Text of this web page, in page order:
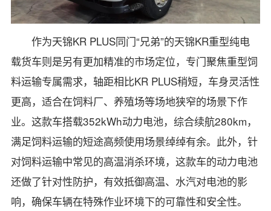
作为天锦KR PLUS同门“兄弟”的天锦KR重型纯电
载货车则是另有更加精准的市场定位，专门聚焦重型饲
料运输专属需求，轴距相比KR PLUS稍短，车身灵活性
更高，适合在饲料厂、养殖场等场地狭窄的场景下作
业。这款车搭载352kWh动力电池，综合续航280km，
满足饲料运输的短途高频使用场景绰绰有余。此外，针
对饲料运输中常见的高温消杀环境，这款车的动力电池
还做了针对性防护，有效抵御高温、水汽对电池的影
响，确保车辆在特殊作业环境下的可靠性和安全性。